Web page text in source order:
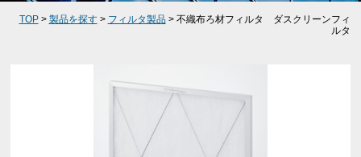
TOP> 製品を探す> フィルタ製品> 不織布ろ材フィルタ ダスクリーンフィ
ルタ